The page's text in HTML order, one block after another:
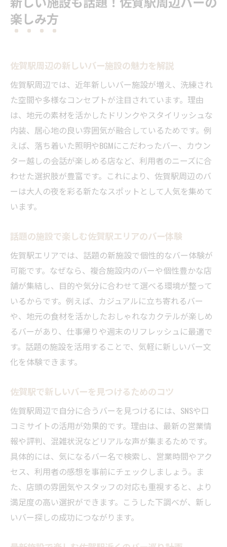
楽しみ方
佐賀駅周辺の新しいバー施設の魅力を解説
佐賀駅周辺では、近年新しいバー施設が増え、洗練され
た空間や多様なコンセプトが注目されています。理由
は、地元の素材を活かしたドリンクやスタイリッシュな
内装、居心地の良い雰囲気が融合しているためです。例
えば、落ち着いた照明やBGMにこだわったバー、カウン
ター越しの会話が楽しめる店など、利用者のニーズに合
わせた選択肢が豊富です。これにより、佐賀駅周辺のバ
ーは大人の夜を彩る新たなスポットとして人気を集めて
います。
話題の施設で楽しむ佐賀駅エリアのバー体験
佐賀駅エリアでは、話題の新施設で個性的なバー体験が
可能です。なぜなら、複合施設内のバーや個性豊かな店
舗が集結し、目的や気分に合わせて選べる環境が整って
いるからです。例えば、カジュアルに立ち寄れるバー
や、地元の食材を活かしたおしゃれなカクテルが楽しめ
るバーがあり、仕事帰りや週末のリフレッシュに最適で
す。話題の施設を活用することで、気軽に新しいバー文
化を体験できます。
佐賀駅で新しいバーを見つけるためのコツ
佐賀駅周辺で自分に合うバーを見つけるには、SNSや口
コミサイトの活用が効果的です。理由は、最新の営業情
報や評判、混雑状況などリアルな声が集まるためです。
具体的には、気になるバー名で検索し、営業時間やアク
セス、利用者の感想を事前にチェックしましょう。ま
た、店頭の雰囲気やスタッフの対応も重視すると、より
満足度の高い選択ができます。こうした下調べが、新し
いバー探しの成功につながります。